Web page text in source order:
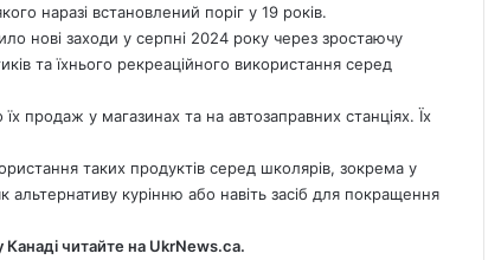
наразі встановлений поріг у 19 років.
нові заходи у серпні 2024 року через зростаючу
та їхнього рекреаційного використання серед
продаж у магазинах та на автозаправних станціях. Їх
таких продуктів серед школярів, зокрема у
курінню або навіть засіб для покращення
Канаді читайте на UkrNews.ca.